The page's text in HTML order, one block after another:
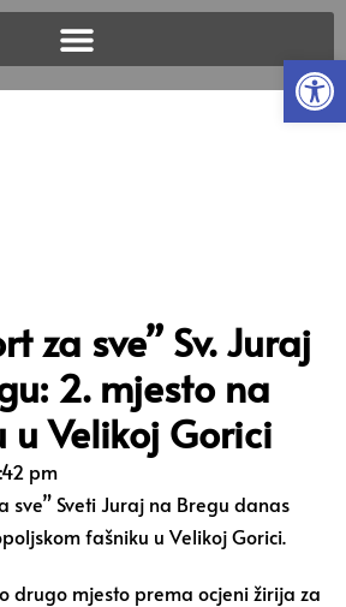
za sve” Sv. Juraj
2. mjesto na
u Velikoj Gorici
pm
sve” Sveti Juraj na Bregu danas
fašniku u Velikoj Gorici.
drugo mjesto prema ocjeni žirija za